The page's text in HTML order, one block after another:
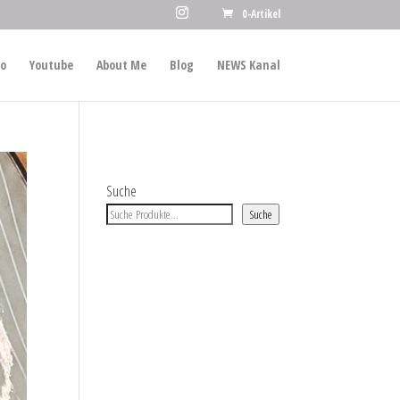
0-Artikel
Youtube About Me Blog NEWS Kanal
Suche
Suche